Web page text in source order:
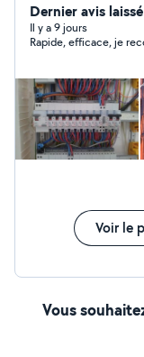
toiture,paysagiste, montage de meubles, piscine,
nettoyage pc et
Karcher et .extracteur
repassage (12 de
propose
métier d'aide-
Elle peut
administratif
Dernier avis
Il y a 9 jours
Rapide, efficace, je
Voir le
Vous